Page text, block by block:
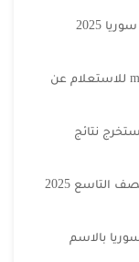
رابط نتائج الاعتراض علي نتائج البكالوريا في سوريا 2025
رابط موقع وزارة التربية السورية moed.gov.sy للاستعلام عن
نتائج
صدرت الآن.. خطوات الاستعلام عن نتائج الصف التاسع 2025
الصف التاسع 2025 في سوريا بالاسم